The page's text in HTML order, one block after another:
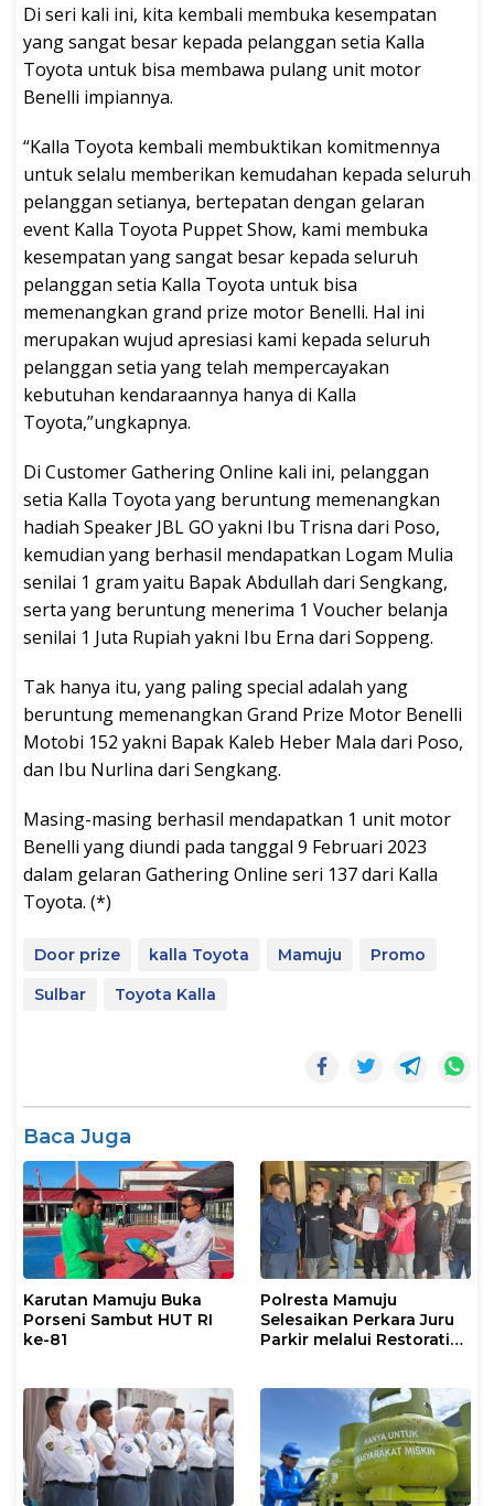
Di seri kali ini, kita kembali membuka kesempatan
yang sangat besar kepada pelanggan setia Kalla
Toyota untuk bisa membawa pulang unit motor
Benelli impiannya.
“Kalla Toyota kembali membuktikan komitmennya
untuk selalu memberikan kemudahan kepada seluruh
pelanggan setianya, bertepatan dengan gelaran
event Kalla Toyota Puppet Show, kami membuka
kesempatan yang sangat besar kepada seluruh
pelanggan setia Kalla Toyota untuk bisa
memenangkan grand prize motor Benelli. Hal ini
merupakan wujud apresiasi kami kepada seluruh
pelanggan setia yang telah mempercayakan
kebutuhan kendaraannya hanya di Kalla
Toyota,”ungkapnya.
Di Customer Gathering Online kali ini, pelanggan
setia Kalla Toyota yang beruntung memenangkan
hadiah Speaker JBL GO yakni Ibu Trisna dari Poso,
kemudian yang berhasil mendapatkan Logam Mulia
senilai 1 gram yaitu Bapak Abdullah dari Sengkang,
serta yang beruntung menerima 1 Voucher belanja
senilai 1 Juta Rupiah yakni Ibu Erna dari Soppeng.
Tak hanya itu, yang paling special adalah yang
beruntung memenangkan Grand Prize Motor Benelli
Motobi 152 yakni Bapak Kaleb Heber Mala dari Poso,
dan Ibu Nurlina dari Sengkang.
Masing-masing berhasil mendapatkan 1 unit motor
Benelli yang diundi pada tanggal 9 Februari 2023
dalam gelaran Gathering Online seri 137 dari Kalla
Toyota. (*)
Door prize kalla Toyota Mamuju
Promo
Sulbar
Toyota Kalla
Baca Juga
Karutan Mamuju Buka
Porseni Sambut HUT RI
ke-81
Polresta Mamuju
Selesaikan Perkara Juru
Parkir melalui Restorative